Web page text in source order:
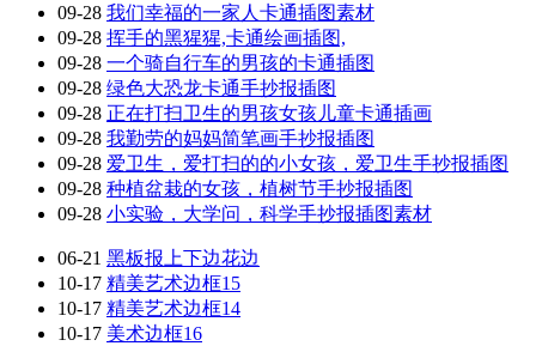
09-28 我们幸福的一家人卡通插图素材
09-28 挥手的黑猩猩,卡通绘画插图,
09-28 一个骑自行车的男孩的卡通插图
09-28 绿色大恐龙卡通手抄报插图
09-28 正在打扫卫生的男孩女孩儿童卡通插画
09-28 我勤劳的妈妈简笔画手抄报插图
09-28 爱卫生，爱打扫的的小女孩，爱卫生手抄报插图
09-28 种植盆栽的女孩，植树节手抄报插图
09-28 小实验，大学问，科学手抄报插图素材
06-21 黑板报上下边花边
10-17 精美艺术边框15
10-17 精美艺术边框14
10-17 美术边框16